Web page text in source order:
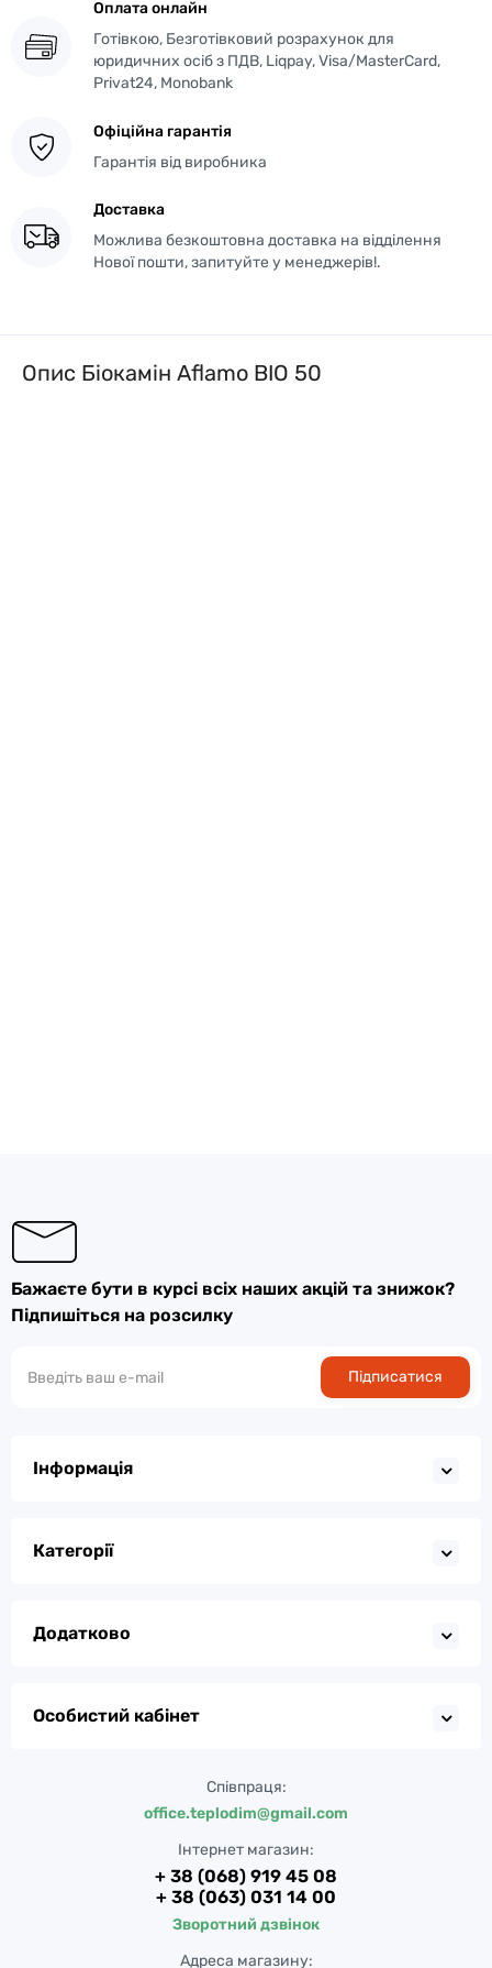
Оплата онлайн
Готівкою, Безготівковий розрахунок для
юридичних осіб з ПДВ, Liqpay, Visa/MasterCard,
Privat24, Monobank
Офіційна гарантія
Гарантія від виробника
Доставка
Можлива безкоштовна доставка на відділення
Нової пошти, запитуйте у менеджерів!.
Опис Біокамін Aflamo BIO 50
Бажаєте бути в курсі всіх наших акцій та знижок?
Підпишіться на розсилку
Підписатися
Інформація
Категорії
Додатково
Особистий кабінет
Співпраця:
office.teplodim@gmail.com
Інтернет магазин:
+ 38 (068) 919 45 08
+ 38 (063) 031 14 00
Зворотний дзвінок
Адреса магазину: